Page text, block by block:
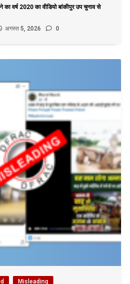
वर्ष 2020 का वीडियो बांकीपुर उप चुनाव से
अगस्त 5, 2026 0
Misleading